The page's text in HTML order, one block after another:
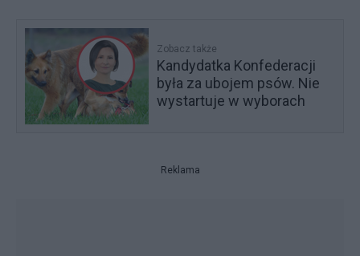
Zobacz także
Kandydatka Konfederacji
była za ubojem psów. Nie
wystartuje w wyborach
Reklama